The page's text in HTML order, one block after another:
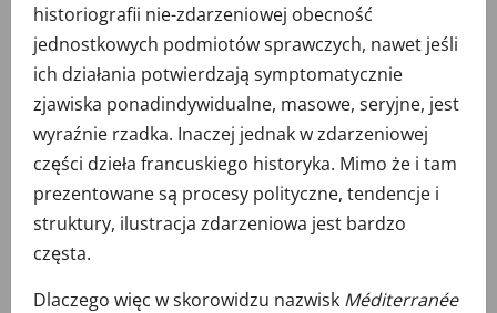
historiografii nie-zdarzeniowej obecność
jednostkowych podmiotów sprawczych, nawet jeśli
ich działania potwierdzają symptomatycznie
zjawiska ponadindywidualne, masowe, seryjne, jest
wyraźnie rzadka. Inaczej jednak w zdarzeniowej
części dzieła francuskiego historyka. Mimo że i tam
prezentowane są procesy polityczne, tendencje i
struktury, ilustracja zdarzeniowa jest bardzo
częsta.
Dlaczego więc w skorowidzu nazwisk Méditerranée